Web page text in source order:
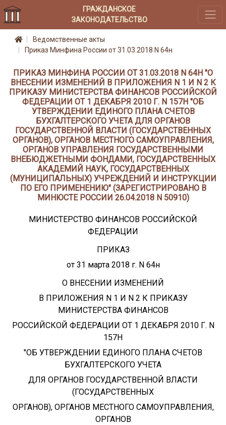
ГРАЖДАНСКОЕ
ЗАКОНОДАТЕЛЬСТВО
Ведомственные акты
Приказ Минфина России от 31.03.2018 N 64н
ПРИКАЗ МИНФИНА РОССИИ ОТ 31.03.2018 N 64Н "О
ВНЕСЕНИИ ИЗМЕНЕНИЙ В ПРИЛОЖЕНИЯ N 1 И N 2 К
ПРИКАЗУ МИНИСТЕРСТВА ФИНАНСОВ РОССИЙСКОЙ
ФЕДЕРАЦИИ ОТ 1 ДЕКАБРЯ 2010 Г. N 157Н "ОБ
УТВЕРЖДЕНИИ ЕДИНОГО ПЛАНА СЧЕТОВ
БУХГАЛТЕРСКОГО УЧЕТА ДЛЯ ОРГАНОВ
ГОСУДАРСТВЕННОЙ ВЛАСТИ (ГОСУДАРСТВЕННЫХ
ОРГАНОВ), ОРГАНОВ МЕСТНОГО САМОУПРАВЛЕНИЯ,
ОРГАНОВ УПРАВЛЕНИЯ ГОСУДАРСТВЕННЫМИ
ВНЕБЮДЖЕТНЫМИ ФОНДАМИ, ГОСУДАРСТВЕННЫХ
АКАДЕМИЙ НАУК, ГОСУДАРСТВЕННЫХ
(МУНИЦИПАЛЬНЫХ) УЧРЕЖДЕНИЙ И ИНСТРУКЦИИ
ПО ЕГО ПРИМЕНЕНИЮ" (ЗАРЕГИСТРИРОВАНО В
МИНЮСТЕ РОССИИ 26.04.2018 N 50910)
МИНИСТЕРСТВО ФИНАНСОВ РОССИЙСКОЙ
ФЕДЕРАЦИИ
ПРИКАЗ
от 31 марта 2018 г. N 64н
О ВНЕСЕНИИ ИЗМЕНЕНИЙ
В ПРИЛОЖЕНИЯ N 1 И N 2 К ПРИКАЗУ
МИНИСТЕРСТВА ФИНАНСОВ
РОССИЙСКОЙ ФЕДЕРАЦИИ ОТ 1 ДЕКАБРЯ 2010 Г. N
157Н
"ОБ УТВЕРЖДЕНИИ ЕДИНОГО ПЛАНА СЧЕТОВ
БУХГАЛТЕРСКОГО УЧЕТА
ДЛЯ ОРГАНОВ ГОСУДАРСТВЕННОЙ ВЛАСТИ
(ГОСУДАРСТВЕННЫХ
ОРГАНОВ), ОРГАНОВ МЕСТНОГО САМОУПРАВЛЕНИЯ,
ОРГАНОВ